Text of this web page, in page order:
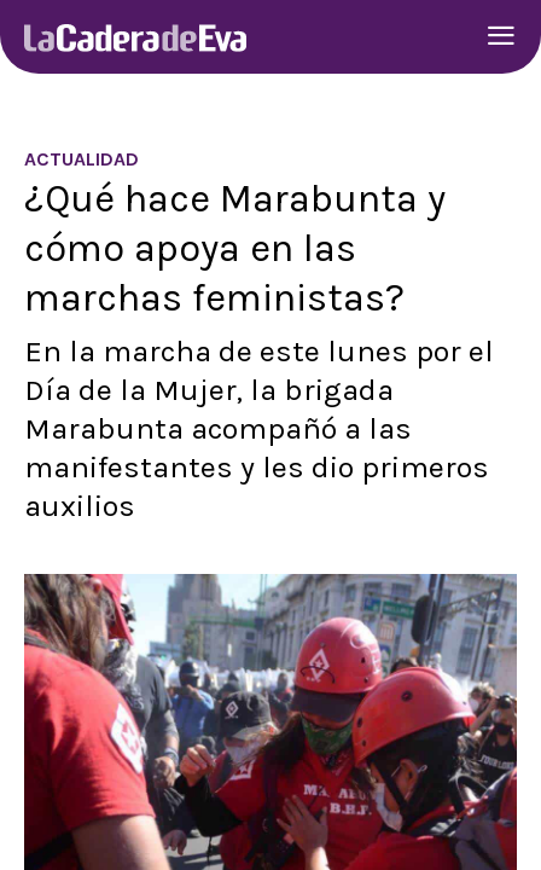
ACTUALIDAD
¿Qué hace Marabunta y
cómo apoya en las
marchas feministas?
En la marcha de este lunes por el
Día de la Mujer, la brigada
Marabunta acompañó a las
manifestantes y les dio primeros
auxilios